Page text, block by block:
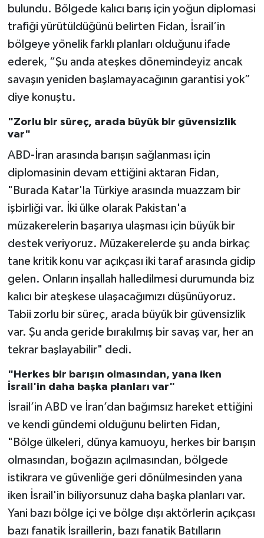
bulundu. Bölgede kalıcı barış için yoğun diplomasi
trafiği yürütüldüğünü belirten Fidan, İsrail’in
bölgeye yönelik farklı planları olduğunu ifade
ederek, “Şu anda ateşkes dönemindeyiz ancak
savaşın yeniden başlamayacağının garantisi yok”
diye konuştu.
"Zorlu bir süreç, arada büyük bir güvensizlik
var"
ABD-İran arasında barışın sağlanması için
diplomasinin devam ettiğini aktaran Fidan,
"Burada Katar'la Türkiye arasında muazzam bir
işbirliği var. İki ülke olarak Pakistan'a
müzakerelerin başarıya ulaşması için büyük bir
destek veriyoruz. Müzakerelerde şu anda birkaç
tane kritik konu var açıkçası iki taraf arasında gidip
gelen. Onların inşallah halledilmesi durumunda biz
kalıcı bir ateşkese ulaşacağımızı düşünüyoruz.
Tabii zorlu bir süreç, arada büyük bir güvensizlik
var. Şu anda geride bırakılmış bir savaş var, her an
tekrar başlayabilir" dedi.
"Herkes bir barışın olmasından, yana iken
İsrail'in daha başka planları var"
İsrail’in ABD ve İran’dan bağımsız hareket ettiğini
ve kendi gündemi olduğunu belirten Fidan,
"Bölge ülkeleri, dünya kamuoyu, herkes bir barışın
olmasından, boğazın açılmasından, bölgede
istikrara ve güvenliğe geri dönülmesinden yana
iken İsrail'in biliyorsunuz daha başka planları var.
Yani bazı bölge içi ve bölge dışı aktörlerin açıkçası
bazı fanatik İsraillerin, bazı fanatik Batılların